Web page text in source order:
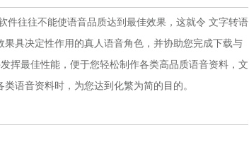
往往不能使语音品质达到最佳效果，这就令 文字转语
具决定性作用的真人语音角色，并协助您完成下载与
挥最佳性能，便于您轻松制作各类高品质语音资料，文
语音资料时，为您达到化繁为简的目的。